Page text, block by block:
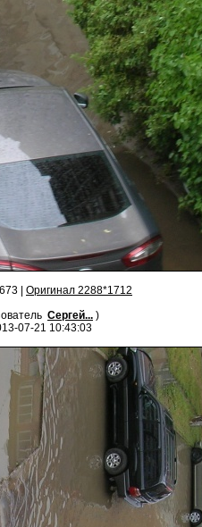
| Оригинал 2288*1712
Сергей... )
07-21 10:43:03